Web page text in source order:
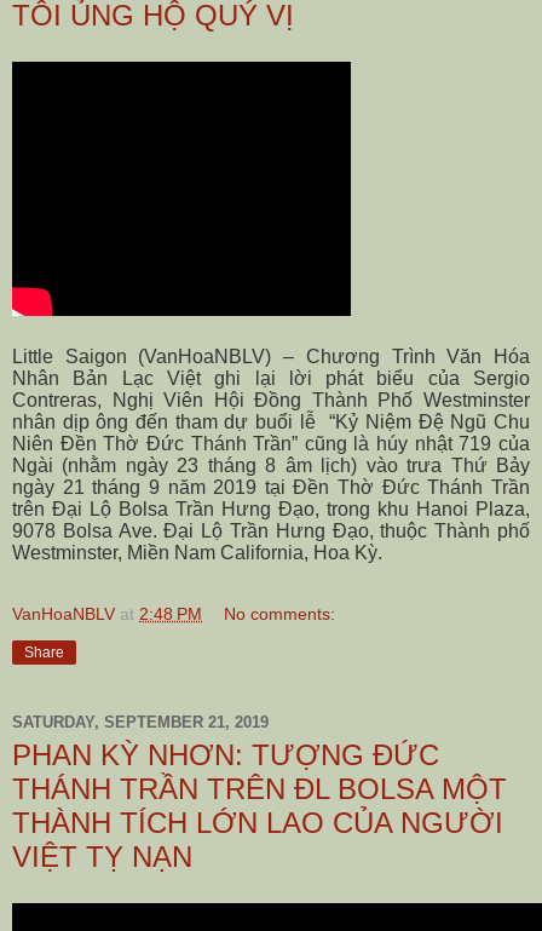
TÔI ỦNG HỘ QUÝ VỊ
Little Saigon (VanHoaNBLV) – Chương Trình Văn Hóa
Nhân Bản Lạc Việt ghi lại lời phát biểu của Sergio
Contreras, Nghị Viên Hội Đồng Thành Phố Westminster
nhân dịp ông đến tham dự buổi lễ
“Kỷ Niệm Đệ Ngũ Chu
Niên Đền Thờ Đức Thánh Trần” cũng là húy nhật 719 của
Ngài (nhằm ngày 23 tháng 8 âm lịch) vào trưa Thứ Bảy
ngày 21 tháng 9 năm 2019 tại Đền Thờ Đức Thánh Trần
trên Đại Lộ Bolsa Trần Hưng Đạo, trong khu Hanoi Plaza,
9078 Bolsa Ave. Đại Lộ Trần Hưng Đạo, thuộc Thành phố
Westminster, Miền Nam California, Hoa Kỳ.
VanHoaNBLV at 2:48 PM No comments:
Share
SATURDAY, SEPTEMBER 21, 2019
PHAN KỲ NHƠN: TƯỢNG ĐỨC
THÁNH TRẦN TRÊN ĐL BOLSA MỘT
THÀNH TÍCH LỚN LAO CỦA NGƯỜI
VIỆT TỴ NẠN